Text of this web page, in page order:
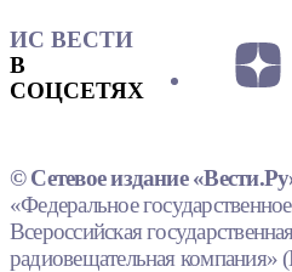
ИС ВЕСТИ
В
СОЦСЕТЯХ
© Сетевое издание
«Федеральное
Всероссийская
радиовещательная